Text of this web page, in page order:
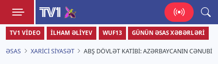
TV1
Zamanı bizimlə yaşa!
TV1 VIDEO İLHAM ƏLIYEV WUF13 GÜNÜN ƏSAS XƏBƏRLƏRI
ƏSAS XARICI SIYASƏT ABŞ DÖVLƏT KATIBI: AZƏRBAYCANIN CƏNUBI